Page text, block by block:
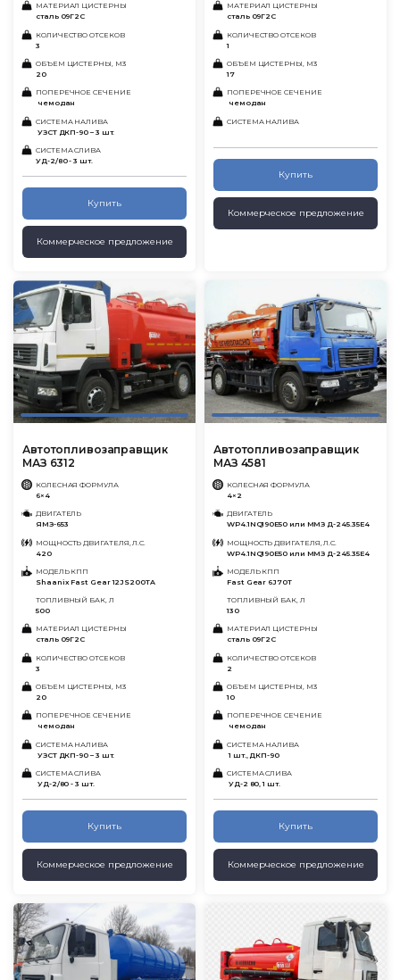
МАТЕРИАЛ ЦИСТЕРНЫ
сталь 09Г2С
КОЛИЧЕСТВО ОТСЕКОВ
3
ОБЪЕМ ЦИСТЕРНЫ, М3
20
ПОПЕРЕЧНОЕ СЕЧЕНИЕ
чемодан
СИСТЕМА НАЛИВА
УЗСТ ДКП-90 – 3 шт.
СИСТЕМА СЛИВА
УД-2/80 - 3 шт.
Купить
Коммерческое предложение
МАТЕРИАЛ ЦИСТЕРНЫ
сталь 09Г2С
КОЛИЧЕСТВО ОТСЕКОВ
1
ОБЪЕМ ЦИСТЕРНЫ, М3
17
ПОПЕРЕЧНОЕ СЕЧЕНИЕ
чемодан
СИСТЕМА НАЛИВА
Купить
Коммерческое предложение
Автотопливозаправщик
МАЗ 6312
КОЛЕСНАЯ ФОРМУЛА
6×4
ДВИГАТЕЛЬ
ЯМЗ-653
МОЩНОСТЬ ДВИГАТЕЛЯ, Л.С.
420
МОДЕЛЬ КПП
Shaanix Fast Gear 12JS200TA
ТОПЛИВНЫЙ БАК, Л
500
МАТЕРИАЛ ЦИСТЕРНЫ
сталь 09Г2С
КОЛИЧЕСТВО ОТСЕКОВ
3
ОБЪЕМ ЦИСТЕРНЫ, М3
20
ПОПЕРЕЧНОЕ СЕЧЕНИЕ
чемодан
СИСТЕМА НАЛИВА
УЗСТ ДКП-90 – 3 шт.
СИСТЕМА СЛИВА
УД-2/80 - 3 шт.
Купить
Коммерческое предложение
Автотопливозаправщик
МАЗ 4581
КОЛЕСНАЯ ФОРМУЛА
4×2
ДВИГАТЕЛЬ
WP4.1NQ190E50 или ММЗ Д-245.35Е4
МОЩНОСТЬ ДВИГАТЕЛЯ, Л.С.
WP4.1NQ190E50 или ММЗ Д-245.35Е4
МОДЕЛЬ КПП
Fast Gear 6J70T
ТОПЛИВНЫЙ БАК, Л
130
МАТЕРИАЛ ЦИСТЕРНЫ
сталь 09Г2С
КОЛИЧЕСТВО ОТСЕКОВ
2
ОБЪЕМ ЦИСТЕРНЫ, М3
10
ПОПЕРЕЧНОЕ СЕЧЕНИЕ
чемодан
СИСТЕМА НАЛИВА
1 шт., ДКП-90
СИСТЕМА СЛИВА
УД-2 80, 1 шт.
Купить
Коммерческое предложение